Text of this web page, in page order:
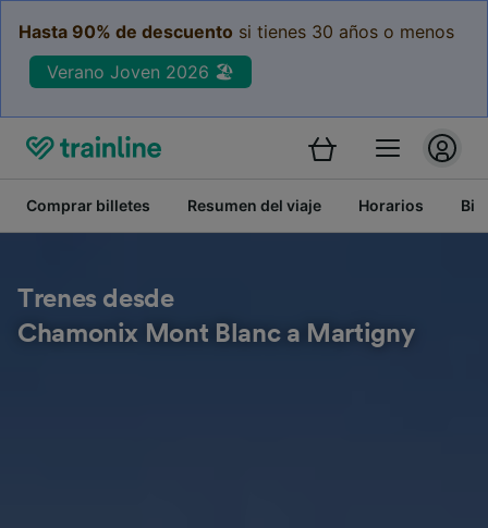
Hasta 90% de descuento si tienes 30 años o menos
Verano Joven 2026 🏖️
Comprar billetes Resumen del viaje Horarios
Trenes desde
Chamonix Mont Blanc a Martigny